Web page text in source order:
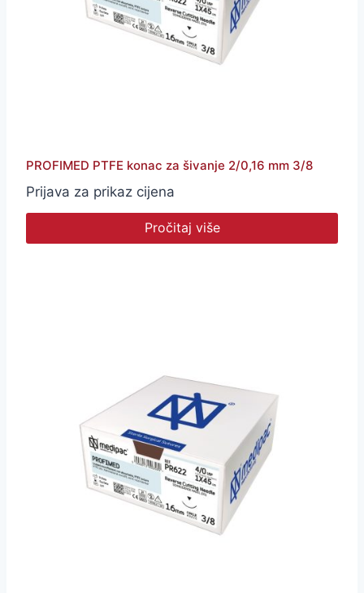
PROFIMED PTFE konac za šivanje 2/0,16 mm 3/8
Prijava za prikaz cijena
Pročitaj više